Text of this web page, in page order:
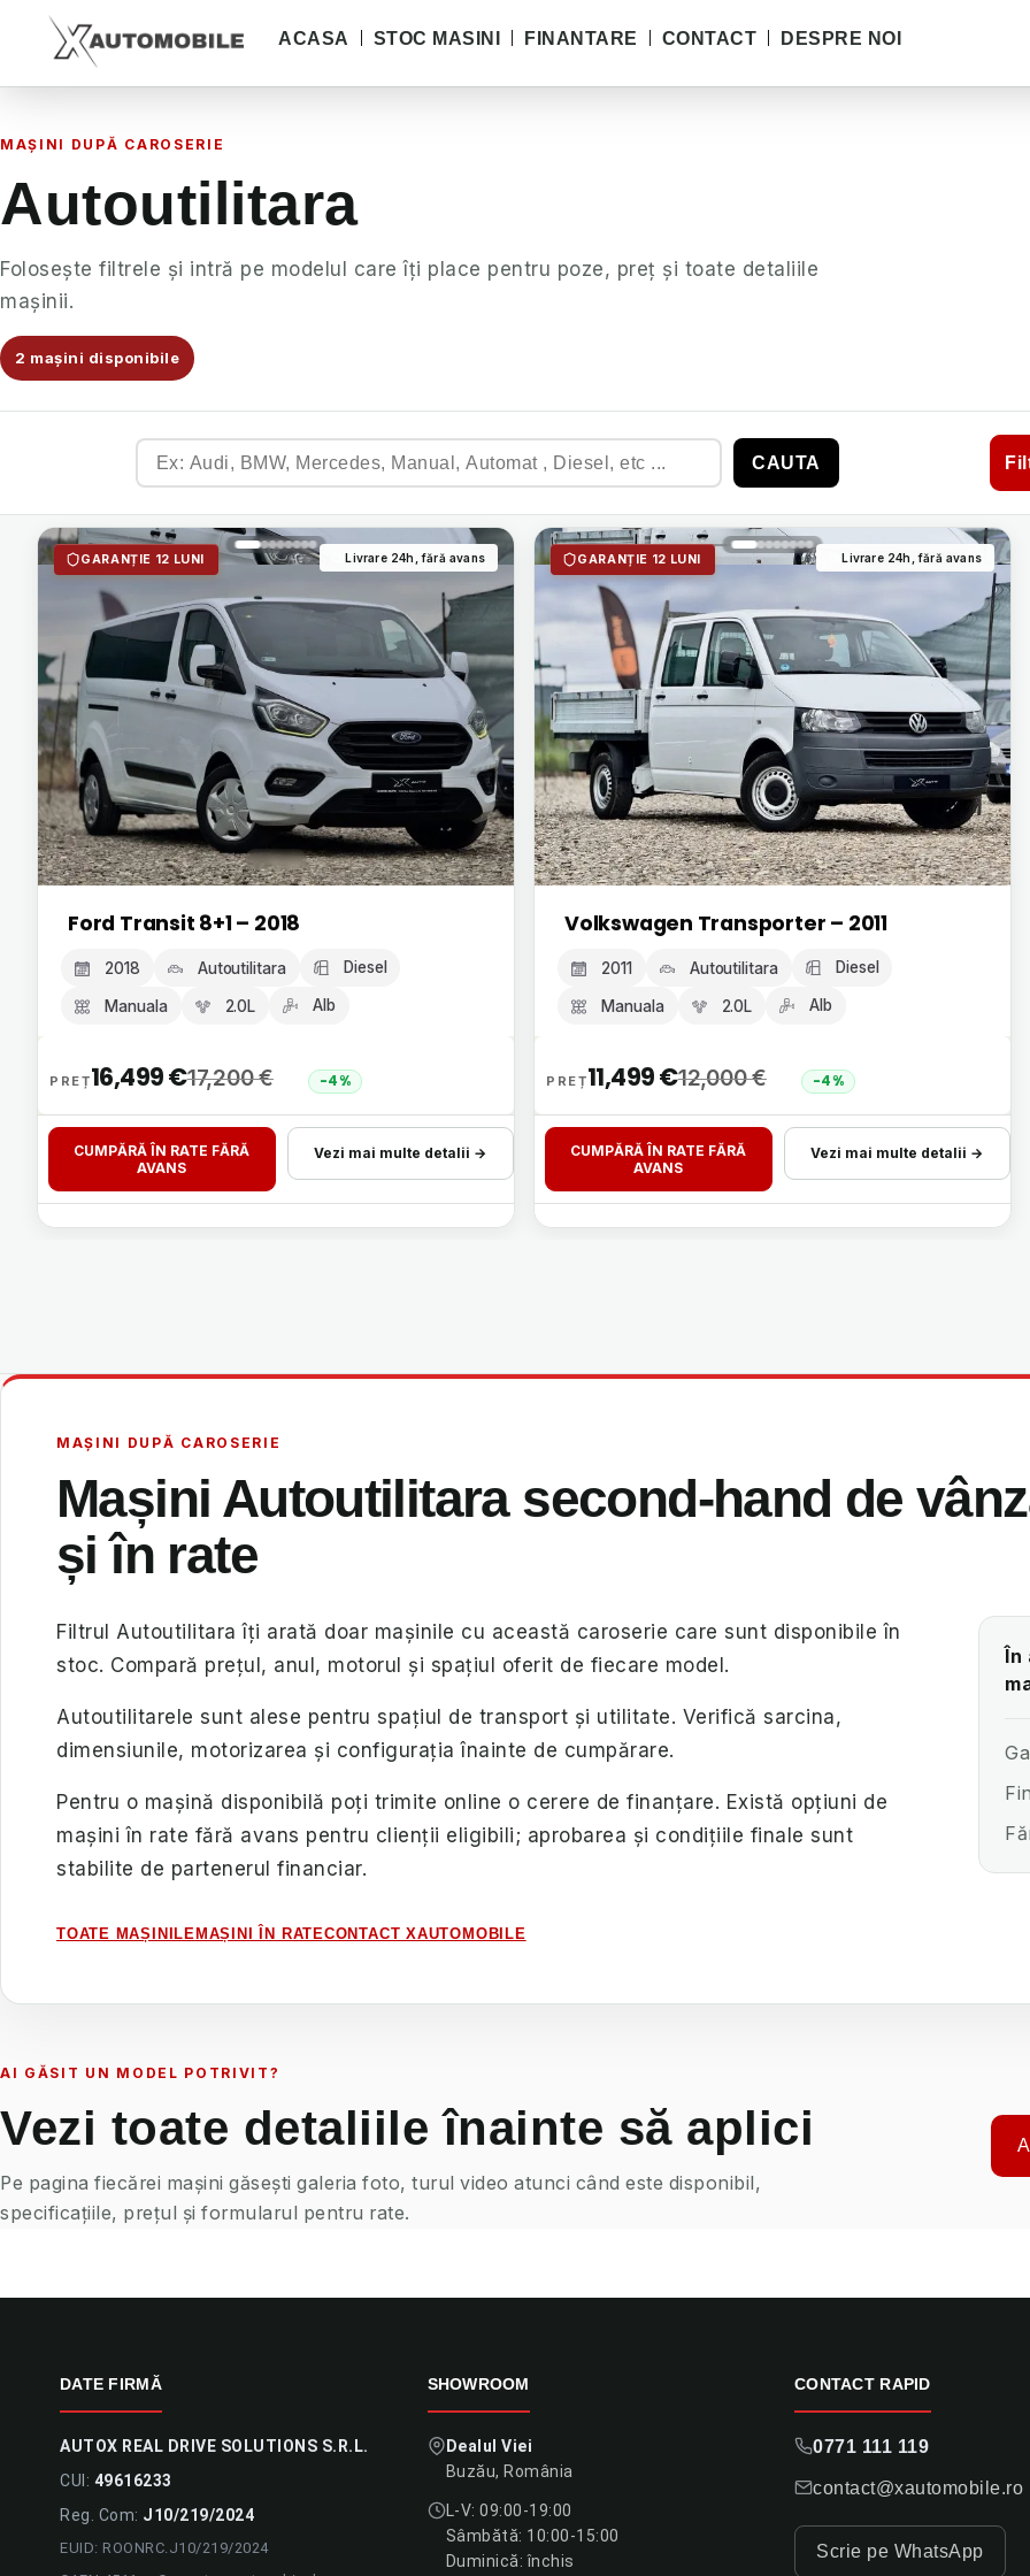
ACASA STOC MASINI FINANTARE CONTACT DESPRE NOI
MAȘINI DUPĂ CAROSERIE
Autoutilitara
Folosește filtrele și intră pe modelul care îți place pentru poze, preț și toate detaliile
mașinii.
2 mașini disponibile
CAUTA
GARANȚIE 12 LUNI Livrare 24h, fără avans
Ford Transit 8+1 – 2018
2018 Autoutilitara Diesel
Manuala 2.0L Alb
17,200€
16,499€ -4%
CUMPĂRĂ ÎN RATE FĂRĂ
AVANS
Vezi mai multe detalii →
GARANȚIE 12 LUNI Livrare 24h, fără avans
Volkswagen Transporter – 2011
2011 Autoutilitara Diesel
Manuala 2.0L Alb
12,000€
11,499€ -4%
CUMPĂRĂ ÎN RATE FĂRĂ
AVANS
Vezi mai multe detalii →
MAȘINI DUPĂ CAROSERIE
Mașini Autoutilitara second-hand de
și în rate
Filtrul Autoutilitara îți arată doar mașinile cu această caroserie care sunt disponibile în
stoc. Compară prețul, anul, motorul și spațiul oferit de fiecare model.
Autoutilitarele sunt alese pentru spațiul de transport și utilitate. Verifică sarcina,
dimensiunile, motorizarea și configurația înainte de cumpărare.
Pentru o mașină disponibilă poți trimite online o cerere de finanțare. Există opțiuni de
mașini în rate fără avans pentru clienții eligibili; aprobarea și condițiile finale sunt
stabilite de partenerul financiar.
În
TOATE MAȘINILEMAȘINI ÎN RATECONTACT XAUTOMOBILE
AI GĂSIT UN MODEL POTRIVIT?
Vezi toate detaliile înainte să aplici
Pe pagina fiecărei mașini găsești galeria foto, turul video atunci când este disponibil,
specificațiile, prețul și formularul pentru rate.
DATE FIRMĂ
AUTOX REAL DRIVE SOLUTIONS S.R.L.
CUI: 49616233
Reg. Com: J10/219/2024
EUID: ROONRC.J10/219/2024
SHOWROOM
Dealul Viei
Buzău, România
L-V: 09:00-19:00
Sâmbătă: 10:00-15:00
Duminică: închis
CONTACT RAPID
0771 111 119
contact@xautomobile.ro
Scrie pe WhatsApp